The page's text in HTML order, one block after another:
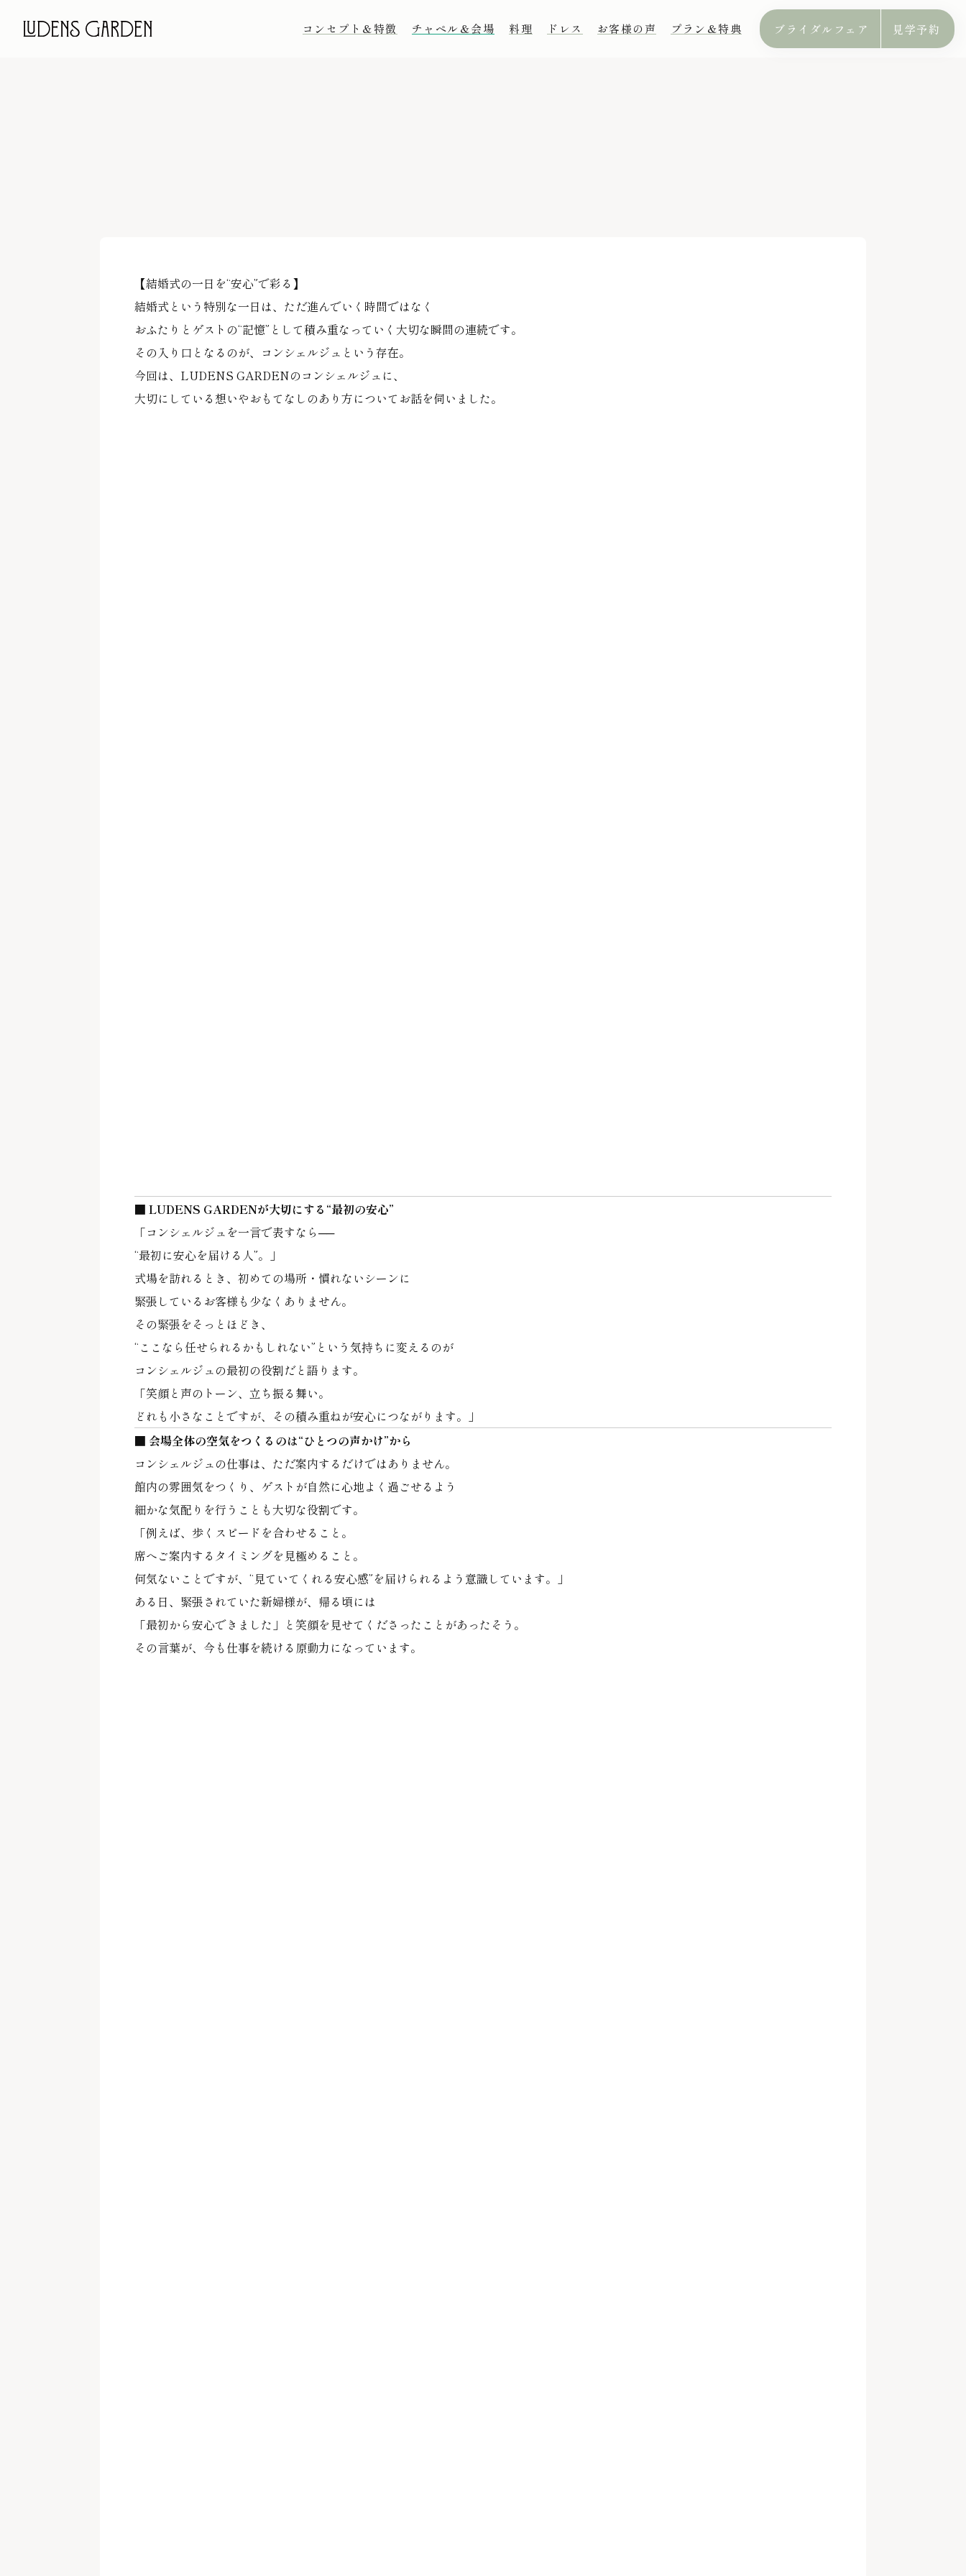
コンセプト＆特徴 チャペル＆会場 料理 ドレス お客様の声 プラン＆特典 ブライダルフェア 見学予約
【結婚式の一日を“安心”で彩る】
結婚式という特別な一日は、ただ進んでいく時間ではなく
おふたりとゲストの“記憶”として積み重なっていく大切な瞬間の連続です。
その入り口となるのが、コンシェルジュという存在。
今回は、LUDENS GARDENのコンシェルジュに、
大切にしている想いやおもてなしのあり方についてお話を伺いました。
■ LUDENS GARDENが大切にする“最初の安心”
「コンシェルジュを一言で表すなら──
“最初に安心を届ける人”。」
式場を訪れるとき、初めての場所・慣れないシーンに
緊張しているお客様も少なくありません。
その緊張をそっとほどき、
“ここなら任せられるかもしれない”という気持ちに変えるのが
コンシェルジュの最初の役割だと語ります。
「笑顔と声のトーン、立ち振る舞い。
どれも小さなことですが、その積み重ねが安心につながります。」
■ 会場全体の空気をつくるのは“ひとつの声かけ”から
コンシェルジュの仕事は、ただ案内するだけではありません。
館内の雰囲気をつくり、ゲストが自然に心地よく過ごせるよう
細かな気配りを行うことも大切な役割です。
「例えば、歩くスピードを合わせること。
席へご案内するタイミングを見極めること。
何気ないことですが、“見ていてくれる安心感”を届けられるよう意識しています。」
ある日、緊張されていた新婦様が、帰る頃には
「最初から安心できました」と笑顔を見せてくださったことがあったそう。
その言葉が、今も仕事を続ける原動力になっています。